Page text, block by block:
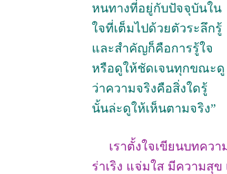
หนทางที่อยู่กับปัจจุบันใน
ใจที่เต็มไปด้วยตัวระลึกรู้
และสำคัญก็คือการรู้ใจ
หรือดูให้ชัดเจนทุกขณะดู
ว่าความจริงคือสิ่งใดรู้
นั้นล่ะดูให้เห็นตามจริง”
เราตั้งใจเขียนบทควา
ร่าเริง แจ่มใส มีความสุ